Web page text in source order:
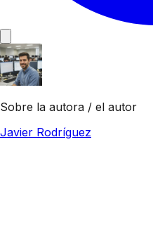
Sobre la autora / el autor
Javier Rodríguez